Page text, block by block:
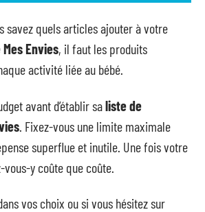
savez quels articles ajouter à votre
Envies, il faut les produits
activité liée au bébé.
avant d’établir saliste de
. Fixez-vous une limite maximale
superflue et inutile. Une fois votre
y coûte que coûte.
vos choix ou si vous hésitez sur